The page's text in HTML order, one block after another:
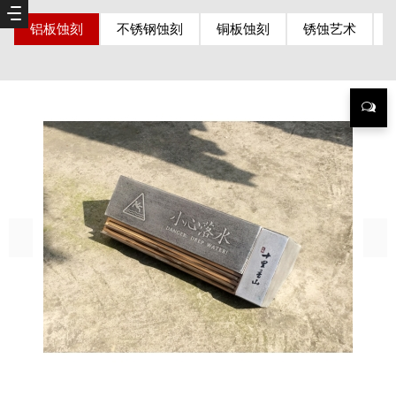
铝板蚀刻 不锈钢蚀刻 铜板蚀刻 锈蚀艺术